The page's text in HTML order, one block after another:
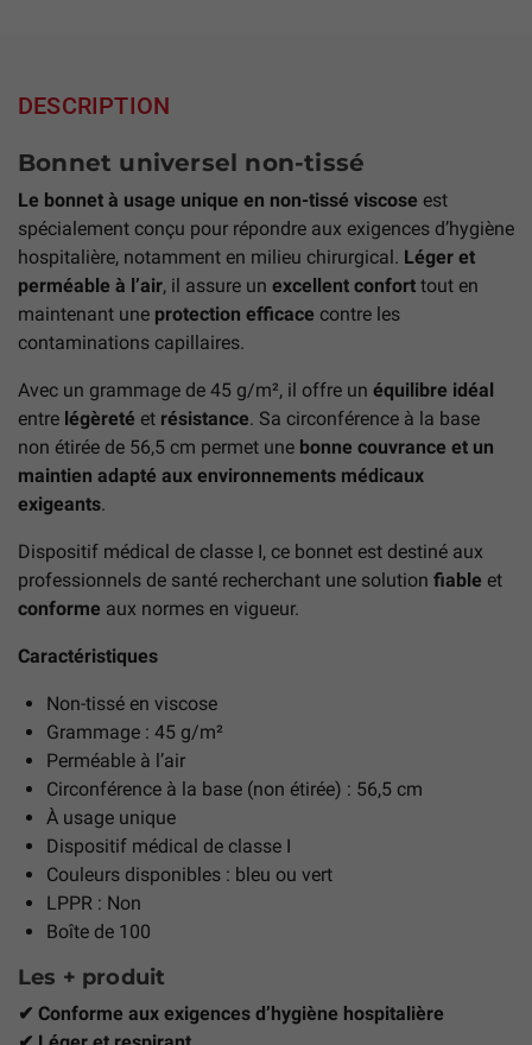
DESCRIPTION
Bonnet universel non-tissé
Le bonnet à usage unique en non-tissé viscose est
spécialement conçu pour répondre aux exigences d’hygiène
hospitalière, notamment en milieu chirurgical. Léger et
perméable à l’air, il assure un excellent confort tout en
maintenant une protection efficace contre les
contaminations capillaires.
Avec un grammage de 45 g/m², il offre un équilibre idéal
entre légèreté et résistance. Sa circonférence à la base
non étirée de 56,5 cm permet une bonne couvrance et un
maintien adapté aux environnements médicaux
exigeants.
Dispositif médical de classe I, ce bonnet est destiné aux
professionnels de santé recherchant une solution fiable et
conforme aux normes en vigueur.
Caractéristiques
Non-tissé en viscose
Grammage : 45 g/m²
Perméable à l’air
Circonférence à la base (non étirée) : 56,5 cm
À usage unique
Dispositif médical de classe I
Couleurs disponibles : bleu ou vert
LPPR : Non
Boîte de 100
Les + produit
✔ Conforme aux exigences d’hygiène hospitalière